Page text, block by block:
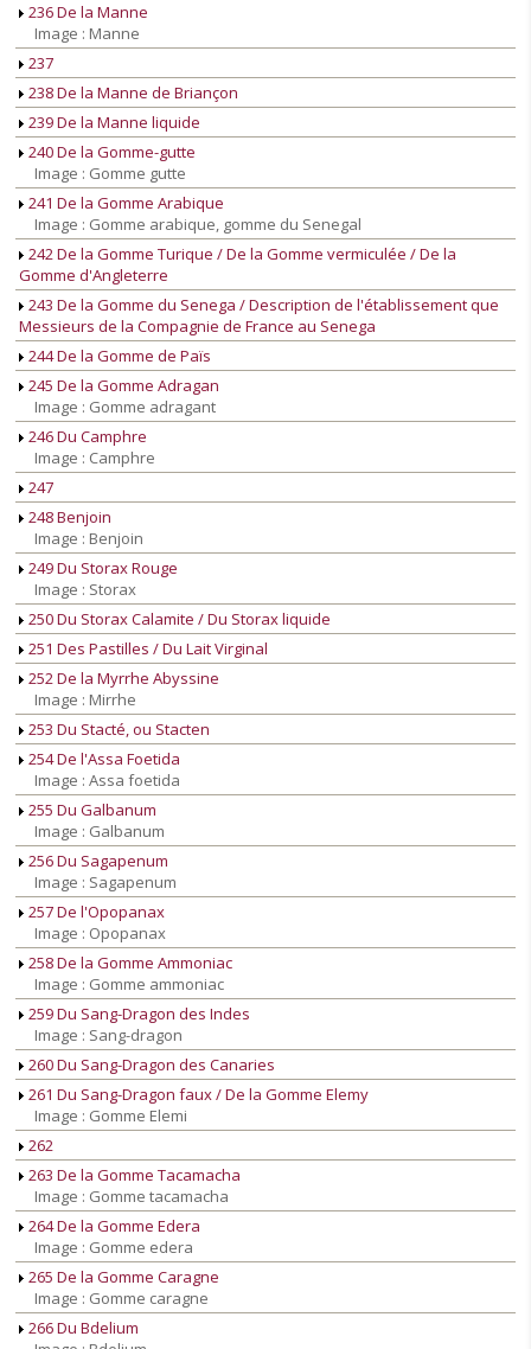
236 De la Manne
Image : Manne
237
238 De la Manne de Briançon
239 De la Manne liquide
240 De la Gomme-gutte
Image : Gomme gutte
241 De la Gomme Arabique
Image : Gomme arabique, gomme du Senegal
242 De la Gomme Turique / De la Gomme vermiculée / De la
Gomme d'Angleterre
243 De la Gomme du Senega / Description de l'établissement que
Messieurs de la Compagnie de France au Senega
244 De la Gomme de Païs
245 De la Gomme Adragan
Image : Gomme adragant
246 Du Camphre
Image : Camphre
247
248 Benjoin
Image : Benjoin
249 Du Storax Rouge
Image : Storax
250 Du Storax Calamite / Du Storax liquide
251 Des Pastilles / Du Lait Virginal
252 De la Myrrhe Abyssine
Image : Mirrhe
253 Du Stacté, ou Stacten
254 De l'Assa Foetida
Image : Assa foetida
255 Du Galbanum
Image : Galbanum
256 Du Sagapenum
Image : Sagapenum
257 De l'Opopanax
Image : Opopanax
258 De la Gomme Ammoniac
Image : Gomme ammoniac
259 Du Sang-Dragon des Indes
Image : Sang-dragon
260 Du Sang-Dragon des Canaries
261 Du Sang-Dragon faux / De la Gomme Elemy
Image : Gomme Elemi
262
263 De la Gomme Tacamacha
Image : Gomme tacamacha
264 De la Gomme Edera
Image : Gomme edera
265 De la Gomme Caragne
Image : Gomme caragne
266 Du Bdelium